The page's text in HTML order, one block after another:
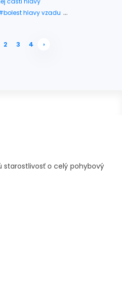
hlavy vzadu
2 3 4 ›
starostlivosť o celý pohybový